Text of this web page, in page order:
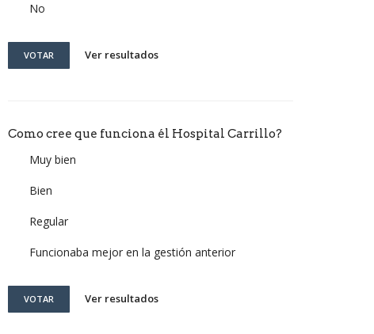
No
VOTAR Ver resultados
Como cree que funciona él Hospital Carrillo?
Muy bien
Bien
Regular
Funcionaba mejor en la gestión anterior
VOTAR Ver resultados